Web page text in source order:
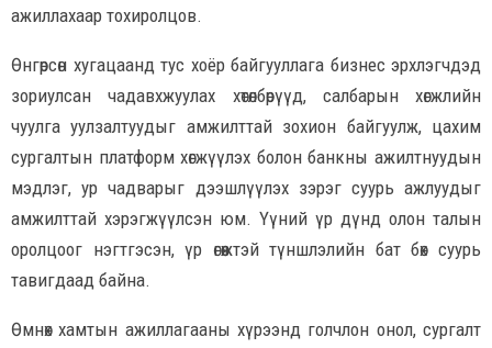
ажиллахаар тохиролцов.
Өнгөрсөн хугацаанд тус хоёр байгууллага бизнес эрхлэгчдэд
зориулсан чадавхжуулах хөтөлбөрүүд, салбарын хөгжлийн
чуулга уулзалтуудыг амжилттай зохион байгуулж, цахим
сургалтын платформ хөгжүүлэх болон банкны ажилтнуудын
мэдлэг, ур чадварыг дээшлүүлэх зэрэг суурь ажлуудыг
амжилттай хэрэгжүүлсэн юм. Үүний үр дүнд олон талын
оролцоог нэгтгэсэн, үр өгөөжтэй түншлэлийн бат бөх суурь
тавигдаад байна.
Өмнөх хамтын ажиллагааны хүрээнд голчлон онол, сургалт